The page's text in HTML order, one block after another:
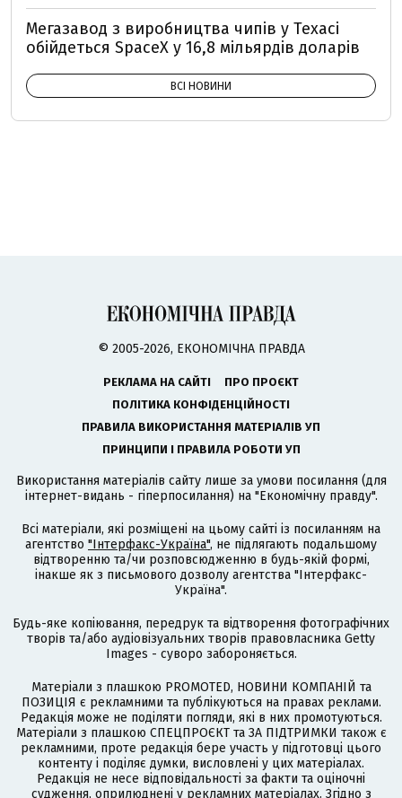
Мегазавод з виробництва чипів у Техасі
обійдеться SpaceX у 16,8 мільярдів доларів
ВСІ НОВИНИ
© 2005-2026, ЕКОНОМІЧНА ПРАВДА
РЕКЛАМА НА САЙТІ
ПРО ПРОЄКТ
ПОЛІТИКА КОНФІДЕНЦІЙНОСТІ
ПРАВИЛА ВИКОРИСТАННЯ МАТЕРІАЛІВ УП
ПРИНЦИПИ І ПРАВИЛА РОБОТИ УП
Використання матеріалів сайту лише за умови посилання (для
інтернет-видань - гіперпосилання) на "Економічну правду".
Всі матеріали, які розміщені на цьому сайті із посиланням на
агентство "Інтерфакс-Україна", не підлягають подальшому
відтворенню та/чи розповсюдженню в будь-якій формі,
інакше як з письмового дозволу агентства "Інтерфакс-
Україна".
Будь-яке копіювання, передрук та відтворення фотографічних
творів та/або аудіовізуальних творів правовласника Getty
Images - суворо забороняється.
Матеріали з плашкою PROMOTED, НОВИНИ КОМПАНІЙ та
ПОЗИЦІЯ є рекламними та публікуються на правах реклами.
Редакція може не поділяти погляди, які в них промотуються.
Матеріали з плашкою СПЕЦПРОЄКТ та ЗА ПІДТРИМКИ також є
рекламними, проте редакція бере участь у підготовці цього
контенту і поділяє думки, висловлені у цих матеріалах.
Редакція не несе відповідальності за факти та оціночні
судження, оприлюднені у рекламних матеріалах. Згідно з